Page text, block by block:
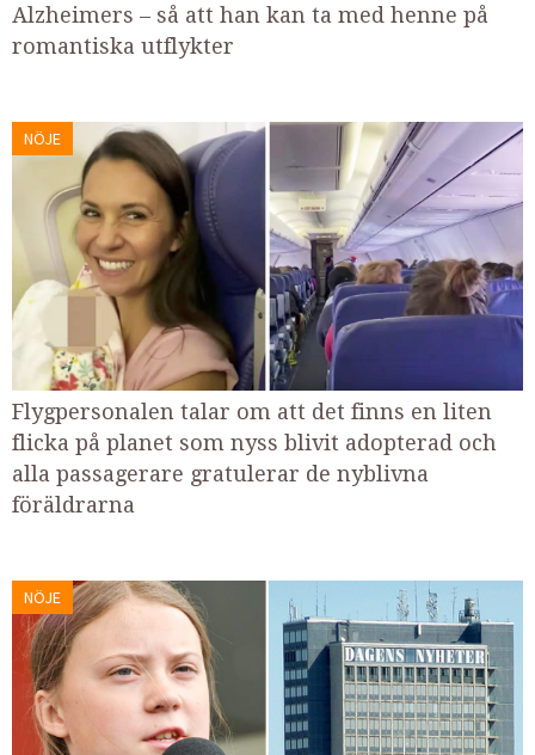
Alzheimers – så att han kan ta med henne på
romantiska utflykter
NÖJE
Flygpersonalen talar om att det finns en liten
flicka på planet som nyss blivit adopterad och
alla passagerare gratulerar de nyblivna
föräldrarna
NÖJE